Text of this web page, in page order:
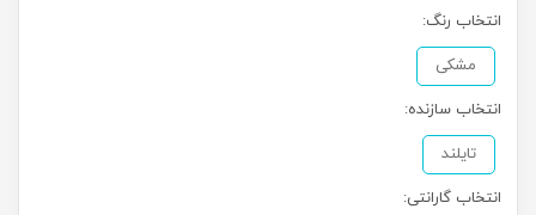
انتخاب رنگ:
مشکی
انتخاب سازنده:
تایلند
انتخاب گارانتی: